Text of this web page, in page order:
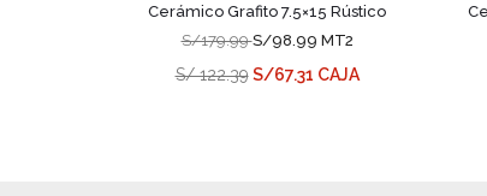
Cerámico Grafito 7.5×15 Rústico
S/179.99S/98.99 MT2
S/ 122.39S/67.31 CAJA